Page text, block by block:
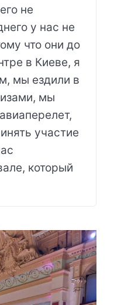
не
у нас не
что они до
в Киеве, я
мы ездили в
мы
участие
который